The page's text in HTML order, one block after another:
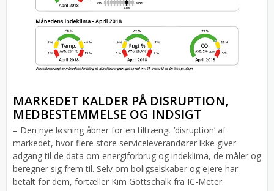
MARKEDET KALDER PÅ DISRUPTION,
MEDBESTEMMELSE OG INDSIGT
– Den nye løsning åbner for en tiltrængt ’disruption’ af
markedet, hvor flere store serviceleverandører ikke giver
adgang til de data om energiforbrug og indeklima, de måler og
beregner sig frem til. Selv om boligselskaber og ejere har
betalt for dem, fortæller Kim Gottschalk fra IC-Meter.